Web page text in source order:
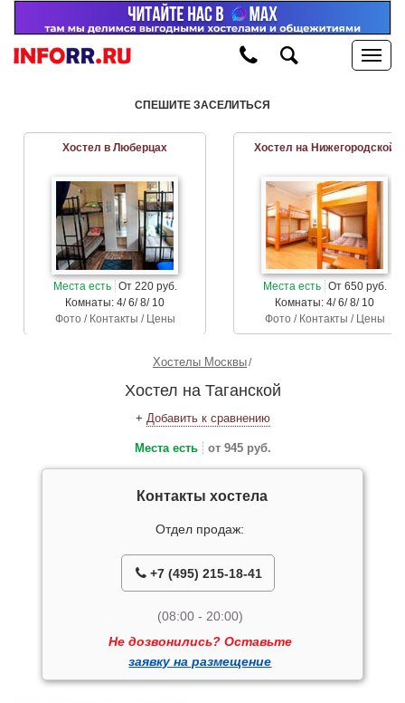
СПЕШИТЕ ЗАСЕЛИТЬСЯ
Хостел в Люберцах
Места есть От 220 руб.
Комнаты: 4/ 6/ 8/ 10
Фото / Контакты / Цены
Хостел на Нижегородской
Места есть От 650 руб.
Комнаты: 4/ 6/ 8/ 10
Фото / Контакты / Цены
Хостелы Москвы
Хостел на Таганской
+ Добавить к сравнению
Места есть от 945 руб.
Контакты хостела
Отдел продаж:
+7 (495) 215-18-41
(08:00 - 20:00)
Не дозвонились? Оставьте
заявку на размещение